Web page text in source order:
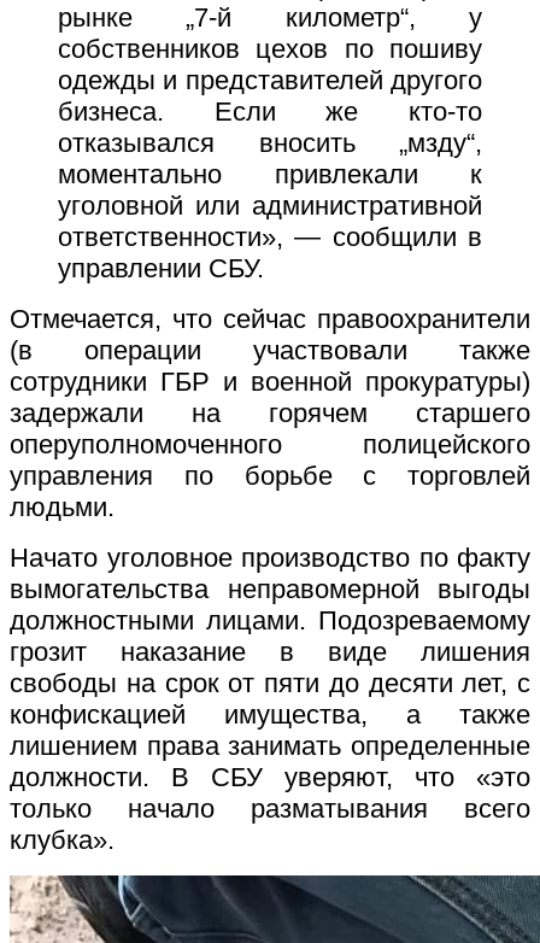
рынке „7-й километр“, у
собственников цехов по пошиву
одежды и представителей другого
бизнеса. Если же кто-то
отказывался вносить „мзду“,
моментально привлекали к
уголовной или административной
ответственности», — сообщили в
управлении СБУ.
Отмечается, что сейчас правоохранители
(в операции участвовали также
сотрудники ГБР и военной прокуратуры)
задержали на горячем старшего
оперуполномоченного полицейского
управления по борьбе с торговлей
людьми.
Начато уголовное производство по факту
вымогательства неправомерной выгоды
должностными лицами. Подозреваемому
грозит наказание в виде лишения
свободы на срок от пяти до десяти лет, с
конфискацией имущества, а также
лишением права занимать определенные
должности. В СБУ уверяют, что «это
только начало разматывания всего
клубка».